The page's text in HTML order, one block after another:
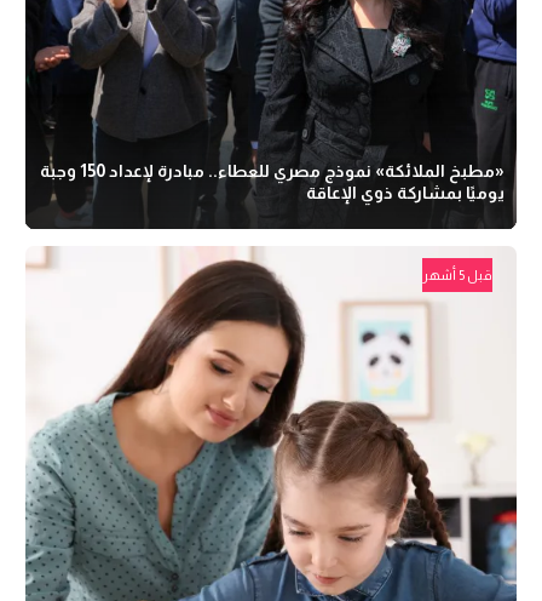
«مطبخ الملائكة» نموذج مصري للعطاء.. مبادرة لإعداد 150 وجبة
يوميًا بمشاركة ذوي الإعاقة
قبل 5 أشهر